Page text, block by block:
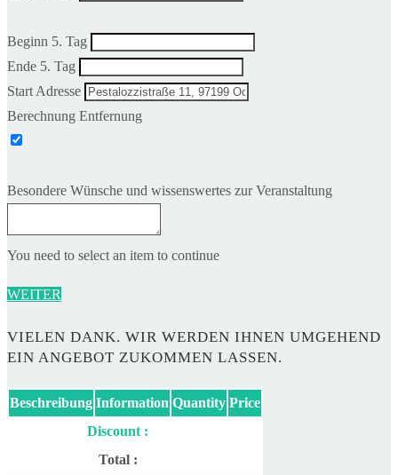
Beginn 5. Tag
Ende 5. Tag
Start Adresse
Berechnung Entfernung
Besondere Wünsche und wissenswertes zur Veranstaltung
You need to select an item to continue
WEITER
VIELEN DANK. WIR WERDEN IHNEN UMGEHEND
EIN ANGEBOT ZUKOMMEN LASSEN.
Beschreibung Information Quantity Price
Discount :
Total :